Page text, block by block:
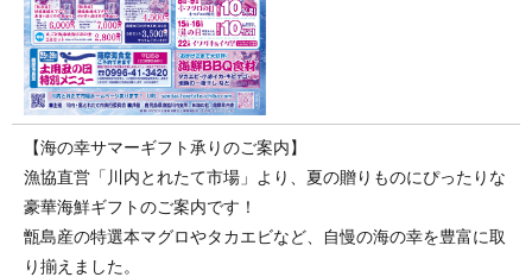
【海の幸サマーギフト承りのご案内】
漁協直営「川内とれたて市場」より、夏の贈りものにぴったりな
豪華海鮮ギフトのご案内です！
甑島産の特選本マグロやタカエビなど、自慢の海の幸を豊富に取
り揃えました。